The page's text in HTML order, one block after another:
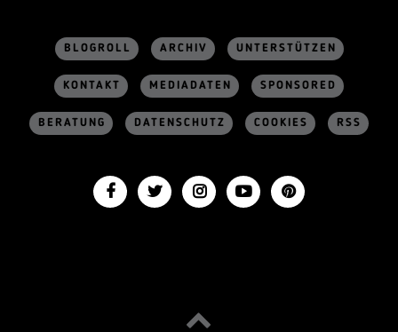
BLOGROLL ARCHIV UNTERSTÜTZEN
KONTAKT MEDIADATEN SPONSORED
BERATUNG DATENSCHUTZ COOKIES RSS